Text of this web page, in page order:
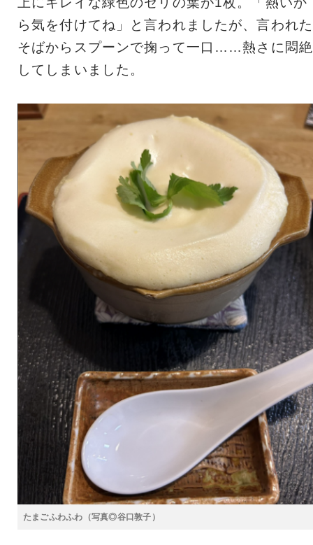
ら気を付けてね」と言われましたが、言われた
そばからスプーンで掬って一口……熱さに悶絶
してしまいました。
たまごふわふわ（写真◎谷口敦子）